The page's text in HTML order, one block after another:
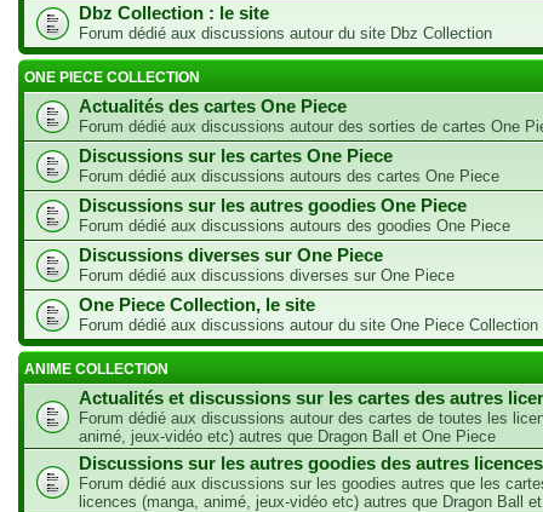
Dbz Collection : le site
Forum dédié aux discussions autour du site Dbz Collection
ONE PIECE COLLECTION
Actualités des cartes One Piece
Forum dédié aux discussions autour des sorties de cartes One
Discussions sur les cartes One Piece
Forum dédié aux discussions autours des cartes One Piece
Discussions sur les autres goodies One Piece
Forum dédié aux discussions autours des goodies One Piece
Discussions diverses sur One Piece
Forum dédié aux discussions diverses sur One Piece
One Piece Collection, le site
Forum dédié aux discussions autour du site One Piece Collection
ANIME COLLECTION
Actualités et discussions sur les cartes des autres
Forum dédié aux discussions autour des cartes de toutes les
animé, jeux-vidéo etc) autres que Dragon Ball et One Piece
Discussions sur les autres goodies des autres licences
Forum dédié aux discussions sur les goodies autres que les
licences (manga, animé, jeux-vidéo etc) autres que Dragon Ball